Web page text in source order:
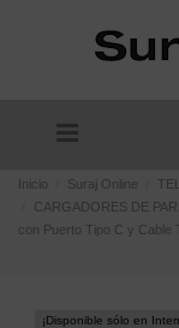
Inicio Suraj Online
CARGADORES DE
con Puerto Tipo C y Cable
¡Disponible sólo en